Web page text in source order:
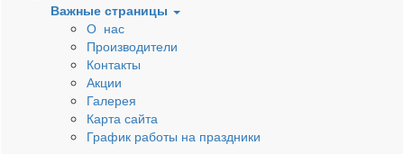
Важные страницы
О нас
Производители
Контакты
Акции
Галерея
Карта сайта
График работы на праздники